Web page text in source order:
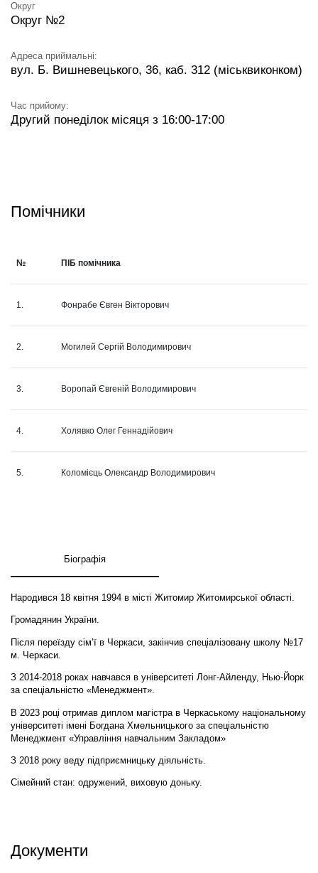
Адреса приймальні:
вул. Б. Вишневецького, 36, каб. 312 (міськвиконком)
Час прийому:
Другий понеділок місяця з 16:00-17:00
Округ
Округ №2
Помічники
№ ПІБ помічника
1. Фонрабе Євген Вікторович
2. Могилей Сергій Володимирович
3. Воропай Євгеній Володимирович
4. Холявко Олег Геннадійович
5. Коломієць Олександр Володимирович
Біографія
Народився 18 квітня 1994 в місті Житомир Житомирської області.
Громадянин України.
Після переїзду сімʼї в Черкаси, закінчив спеціалізовану школу №17
м. Черкаси.
З 2014-2018 роках навчався в університеті Лонг-Айленду, Нью-Йорк
за спеціальністю «Менеджмент».
В 2023 році отримав диплом магістра в Черкаському національному
університеті імені Богдана Хмельницького за спеціальністю
Менеджмент «Управління навчальним Закладом»
З 2018 року веду підприємницьку діяльність.
Сімейний стан: одружений, виховую доньку.
Документи